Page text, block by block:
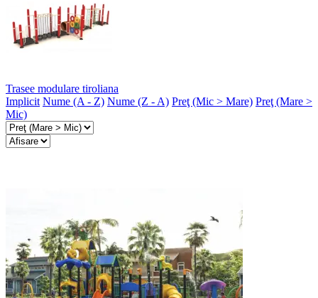
Trasee modulare tiroliana
Implicit Nume (A - Z) Nume (Z - A) Preţ (Mic > Mare) Preţ (Mare >
Mic)